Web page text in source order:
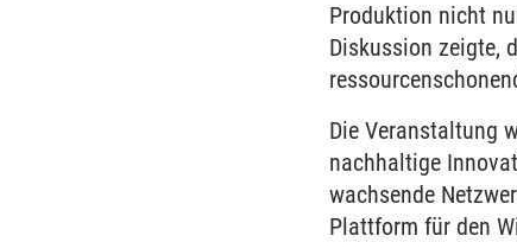
Produktion nicht
Diskussion zeigte,
Die Veranstaltung
nachhaltige
wachsende
Plattform für den